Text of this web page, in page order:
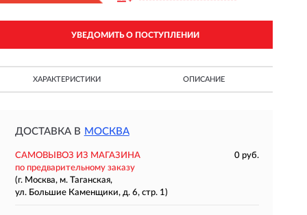
УВЕДОМИТЬ О ПОСТУПЛЕНИИ
ХАРАКТЕРИСТИКИ ОПИСАНИЕ
ДОСТАВКА В МОСКВА
САМОВЫВОЗ ИЗ МАГАЗИНА
0 руб.
по предварительному заказу
(г. Москва, м. Таганская,
ул. Большие Каменщики, д. 6, стр. 1)